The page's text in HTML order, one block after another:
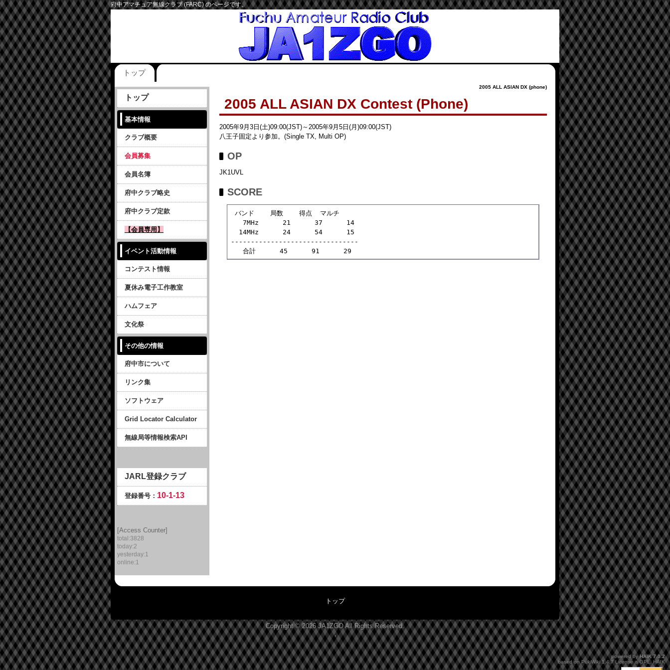
府中アマチュア無線クラブ (FARC) のページです。
トップ
2005 ALL ASIAN DX (phone)
2005 ALL ASIAN DX Contest (Phone)
2005年9月3日(土)09:00(JST)～2005年9月5日(月)09:00(JST)
八王子固定より参加。(Single TX, Multi OP)
OP
JK1UVL
SCORE
--------------------------------
   合計      45      91      29
トップ
基本情報
クラブ概要
会員募集
会員名簿
府中クラブ略史
府中クラブ定款
【会員専用】
イベント活動情報
コンテスト情報
夏休み電子工作教室
ハムフェア
文化祭
その他の情報
府中市について
リンク集
ソフトウェア
Grid Locator Calculator
無線局等情報検索API
JARL登録クラブ
登録番号： 10-1-13
[Access Counter]
total:3828
today:2
yesterday:1
online:1
トップ
Copyright © 2026JA1ZGOAll Rights Reserved.
，
powered byHAIK7.0.2
based onPukiWiki1.4.7 License isGPL.HAIK